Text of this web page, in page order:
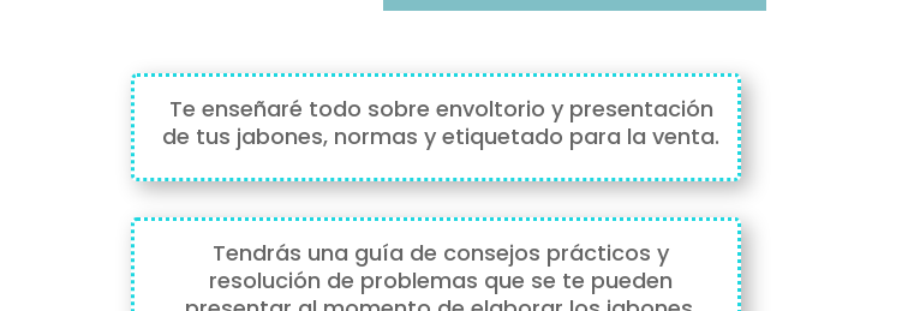
Te enseñaré todo sobre envoltorio y presentación
de tus jabones, normas y etiquetado para la venta.
Tendrás una guía de consejos prácticos y
resolución de problemas que se te pueden